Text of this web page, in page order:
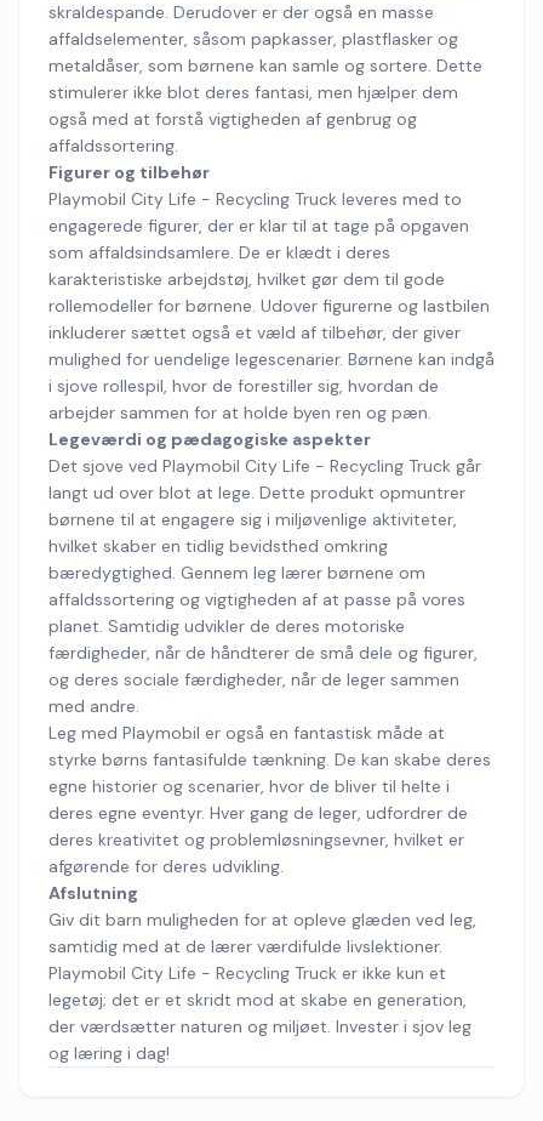
skraldespande. Derudover er der også en masse
affaldselementer, såsom papkasser, plastflasker og
metaldåser, som børnene kan samle og sortere. Dette
stimulerer ikke blot deres fantasi, men hjælper dem
også med at forstå vigtigheden af genbrug og
affaldssortering.
Figurer og tilbehør
Playmobil City Life - Recycling Truck leveres med to
engagerede figurer, der er klar til at tage på opgaven
som affaldsindsamlere. De er klædt i deres
karakteristiske arbejdstøj, hvilket gør dem til gode
rollemodeller for børnene. Udover figurerne og lastbilen
inkluderer sættet også et væld af tilbehør, der giver
mulighed for uendelige legescenarier. Børnene kan indgå
i sjove rollespil, hvor de forestiller sig, hvordan de
arbejder sammen for at holde byen ren og pæn.
Legeværdi og pædagogiske aspekter
Det sjove ved Playmobil City Life - Recycling Truck går
langt ud over blot at lege. Dette produkt opmuntrer
børnene til at engagere sig i miljøvenlige aktiviteter,
hvilket skaber en tidlig bevidsthed omkring
bæredygtighed. Gennem leg lærer børnene om
affaldssortering og vigtigheden af at passe på vores
planet. Samtidig udvikler de deres motoriske
færdigheder, når de håndterer de små dele og figurer,
og deres sociale færdigheder, når de leger sammen
med andre.
Leg med Playmobil er også en fantastisk måde at
styrke børns fantasifulde tænkning. De kan skabe deres
egne historier og scenarier, hvor de bliver til helte i
deres egne eventyr. Hver gang de leger, udfordrer de
deres kreativitet og problemløsningsevner, hvilket er
afgørende for deres udvikling.
Afslutning
Giv dit barn muligheden for at opleve glæden ved leg,
samtidig med at de lærer værdifulde livslektioner.
Playmobil City Life - Recycling Truck er ikke kun et
legetøj; det er et skridt mod at skabe en generation,
der værdsætter naturen og miljøet. Invester i sjov leg
og læring i dag!